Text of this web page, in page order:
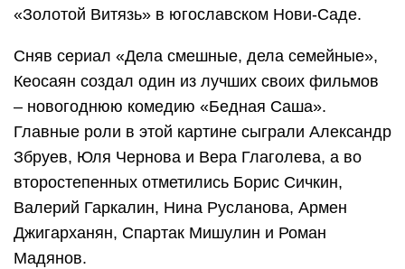
«Золотой Витязь» в югославском Нови-Саде.
Сняв сериал «Дела смешные, дела семейные»,
Кеосаян создал один из лучших своих фильмов
– новогоднюю комедию «Бедная Саша».
Главные роли в этой картине сыграли Александр
Збруев, Юля Чернова и Вера Глаголева, а во
второстепенных отметились Борис Сичкин,
Валерий Гаркалин, Нина Русланова, Армен
Джигарханян, Спартак Мишулин и Роман
Мадянов.